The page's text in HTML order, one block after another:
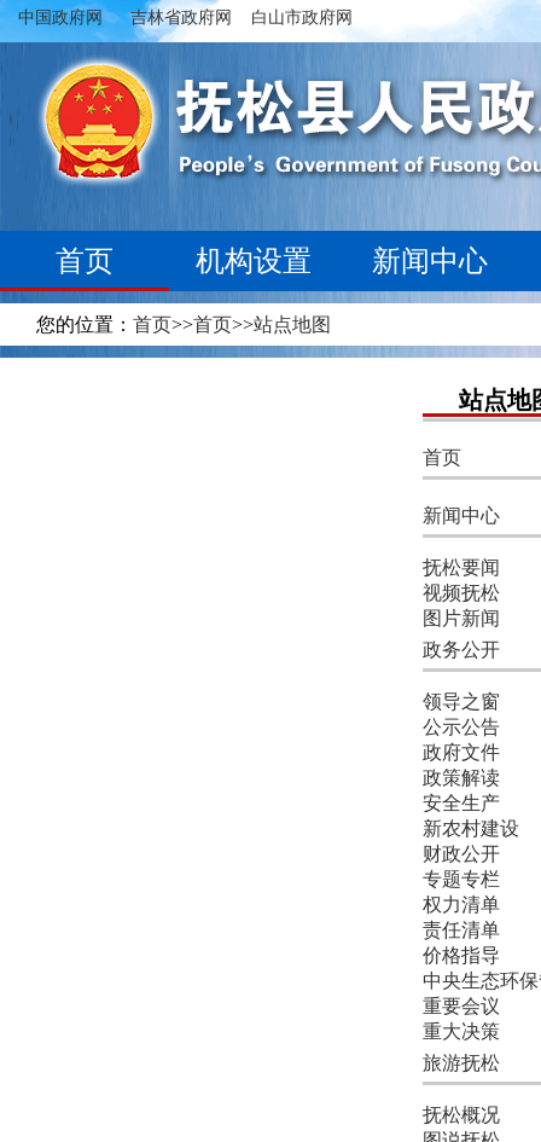
中国政府网 吉林省政府网 白山市政府网
首页 机构设置 新闻中心
您的位置： 首页>>首页>>站点地图
站点地
首页
新闻中心
抚松要闻
视频抚松
图片新闻
政务公开
领导之窗
公示公告
政府文件
政策解读
安全生产
新农村建设
财政公开
专题专栏
权力清单
责任清单
价格指导
中央生态环
重要会议
重大决策
旅游抚松
抚松概况